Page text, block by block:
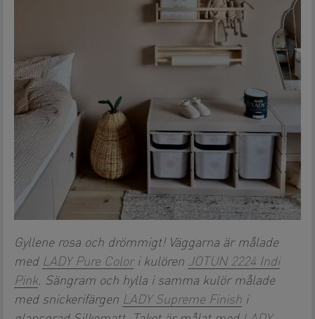
Gyllene rosa och drömmigt! Väggarna är målade
med LADY Pure Colori kulören JOTUN 2224 Indi
Pink. Sängram och hylla i samma kulör målade
med snickerifärgen LADY Supreme Finish i